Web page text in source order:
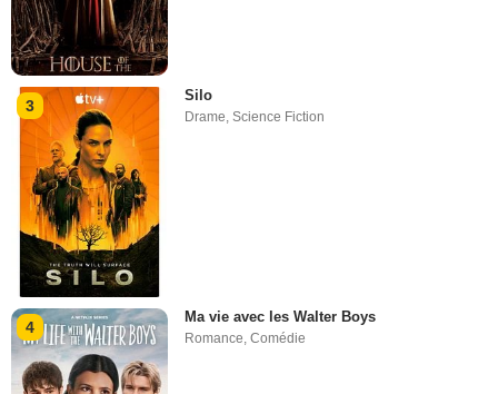
3
Silo
Drame,Science Fiction
4
Ma vie avec les Walter Boys
Romance ,Comédie